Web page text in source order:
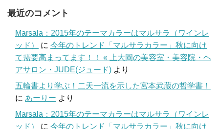
最近のコメント
Marsala：2015年のテーマカラーはマルサラ（ワインレ
ッド）
に 今年のトレンド「マルサラカラー」秋に向け
て需要高まってます！！ « 上大岡の美容室・美容院・ヘ
アサロン・JUDE(ジュード) より
五輪書より学ぶ！二天一流を示した宮本武蔵の哲学書！
に あーりー より
Marsala：2015年のテーマカラーはマルサラ（ワインレ
ッド）
に 今年のトレンド「マルサラカラー」秋に向け